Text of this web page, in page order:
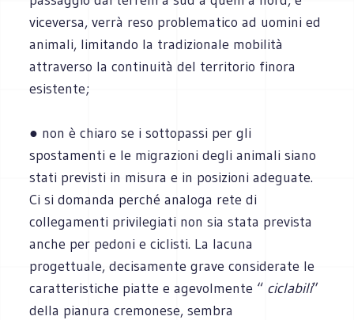
viceversa, verrà reso problematico ad uomini ed
animali, limitando la tradizionale mobilità
attraverso la continuità del territorio finora
esistente;
● non è chiaro se i sottopassi per gli
spostamenti e le migrazioni degli animali siano
stati previsti in misura e in posizioni adeguate.
Ci si domanda perché analoga rete di
collegamenti privilegiati non sia stata prevista
anche per pedoni e ciclisti. La lacuna
progettuale, decisamente grave considerate le
caratteristiche piatte e agevolmente “ ciclabili”
della pianura cremonese, sembra